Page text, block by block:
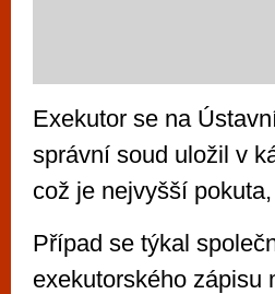
Exekutor se na
správní soud uložil v
což je nejvyšší
Případ se týkal
exekutorského zápisu